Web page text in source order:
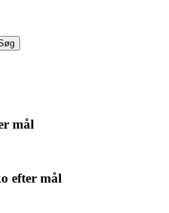
mål
efter mål